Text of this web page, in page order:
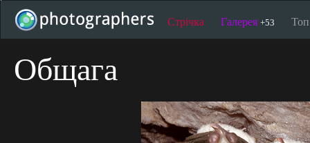
Стрічка Галерея +53
Общага